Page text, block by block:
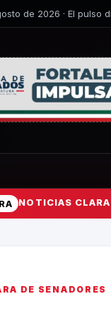
de 2026 · El pulso
NOTICIAS
DE SENADORES